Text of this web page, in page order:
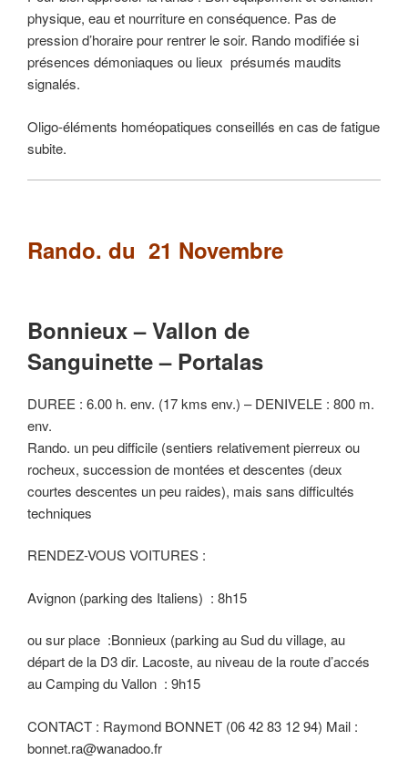
physique, eau et nourriture en conséquence. Pas de
pression d’horaire pour rentrer le soir. Rando modifiée si
présences démoniaques ou lieux présumés maudits
signalés.
Oligo-éléments homéopatiques conseillés en cas de fatigue
subite.
Rando. du 21 Novembre
Bonnieux – Vallon de
Sanguinette – Portalas
DUREE : 6.00 h. env. (17 kms env.) – DENIVELE : 800 m.
env.
Rando. un peu difficile (sentiers relativement pierreux ou
rocheux, succession de montées et descentes (deux
courtes descentes un peu raides), mais sans difficultés
techniques
RENDEZ-VOUS VOITURES :
Avignon (parking des Italiens) : 8h15
ou sur place :Bonnieux (parking au Sud du village, au
départ de la D3 dir. Lacoste, au niveau de la route d’accés
au Camping du Vallon : 9h15
CONTACT : Raymond BONNET (06 42 83 12 94) Mail :
bonnet.ra@wanadoo.fr